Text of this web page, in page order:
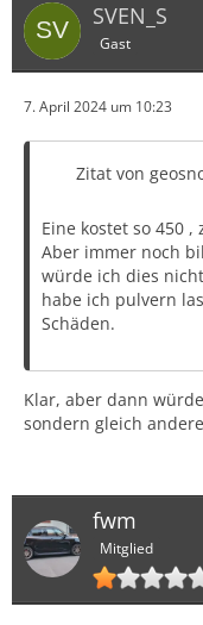
SVEN_S
Gast
7. April 2024 um 10:23
Zitat von
Eine kostet so 450
Aber immer noch
würde ich dies
habe ich pulvern
Schäden.
Klar, aber dann
sondern gleich
fwm
Mitglied